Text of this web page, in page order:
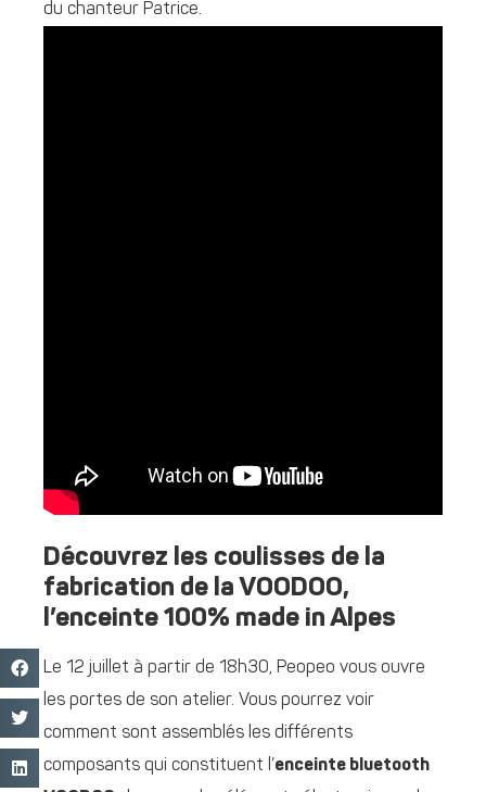
du chanteur Patrice.
Découvrez les coulisses de la
fabrication de la VOODOO,
l’enceinte 100% made in Alpes
Le 12 juillet à partir de 18h30, Peopeo vous ouvre
les portes de son atelier. Vous pourrez voir
comment sont assemblés les différents
composants qui constituent l’enceinte bluetooth